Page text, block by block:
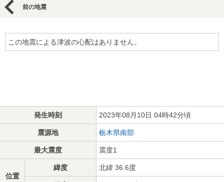
前の地震
この地震による津波の心配はありません。
発生時刻 2023年08月10日 04時42分頃
震源地 栃木県南部
最大震度 震度1
位置
緯度 北緯 36.6度